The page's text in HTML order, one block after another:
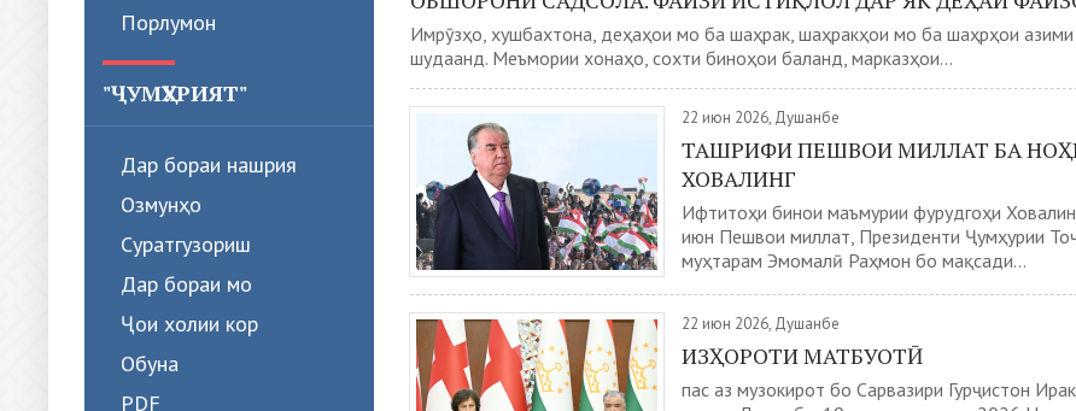
Порлумон
"ҶУМҲУРИЯТ"
Дар бораи нашрия
Озмунҳо
Суратгузориш
Дар бораи мо
Ҷои холии кор
Обуна
PDF
Имрӯзҳо, хушбахтона, деҳаҳои мо ба шаҳрак, шаҳракҳои мо ба шаҳрҳои
шудаанд. Меъмории хонаҳо, сохти биноҳои баланд, марказҳои...
22 июн 2026, Душанбе
ТАШРИФИ ПЕШВОИ МИЛЛАТ БА
ХОВАЛИНГ
Ифтитоҳи бинои маъмурии фурудгоҳи
июн Пешвои миллат, Президенти Ҷумҳурии
муҳтарам Эмомалӣ Раҳмон бо мақсади...
22 июн 2026, Душанбе
ИЗҲОРОТИ МАТБУОТӢ
пас аз музокирот бо Сарвазири Гурҷистон